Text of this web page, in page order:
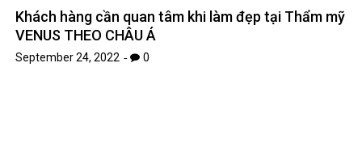
Khách hàng cần quan tâm khi làm đẹp tại Thẩm mỹ
VENUS THEO CHÂU Á
September 24, 2022 0